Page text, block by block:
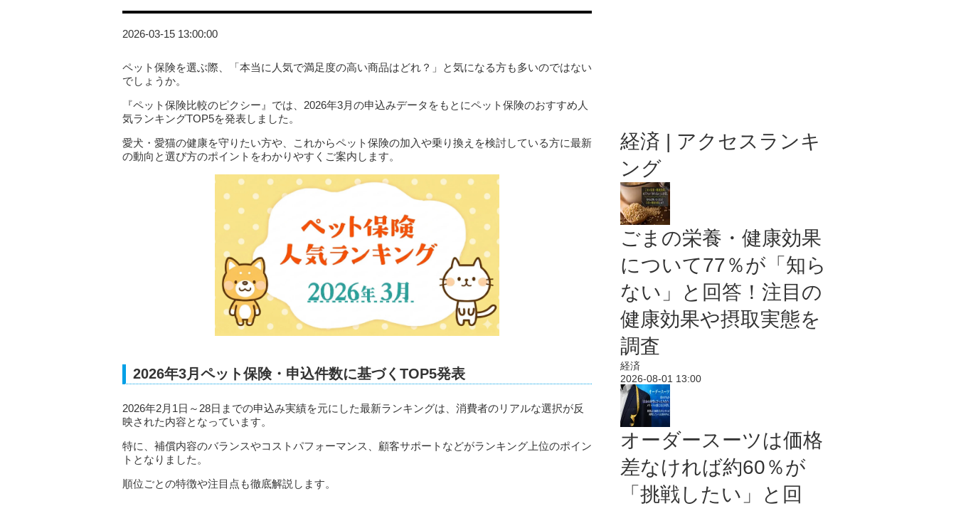
2026-03-15 13:00:00
ペット保険を選ぶ際、「本当に人気で満足度の高い商品はどれ？」と気になる方も多いのではない
でしょうか。
『ペット保険比較のピクシー』では、2026年3月の申込みデータをもとにペット保険のおすすめ人
気ランキングTOP5を発表しました。
愛犬・愛猫の健康を守りたい方や、これからペット保険の加入や乗り換えを検討している方に最新
の動向と選び方のポイントをわかりやすくご案内します。
2026年3月ペット保険・申込件数に基づくTOP5発表
2026年2月1日～28日までの申込み実績を元にした最新ランキングは、消費者のリアルな選択が反
映された内容となっています。
特に、補償内容のバランスやコストパフォーマンス、顧客サポートなどがランキング上位のポイン
トとなりました。
順位ごとの特徴や注目点も徹底解説します。
経済 | アクセスランキ
ング
ごまの栄養・健康効果
について77％が「知ら
ない」と回答！注目の
健康効果や摂取実態を
調査
経済
2026-08-01 13:00
オーダースーツは価格
差なければ約60％が
「挑戦したい」と回